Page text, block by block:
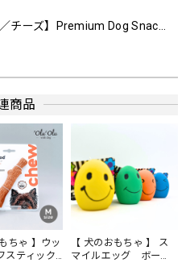
に、数枚ずつ時間を空けてあ
安心してあげられます。
商品
ちゃ 】ウッ
スティック
【 犬のおもちゃ 】 ス
マイルエッグ ボー